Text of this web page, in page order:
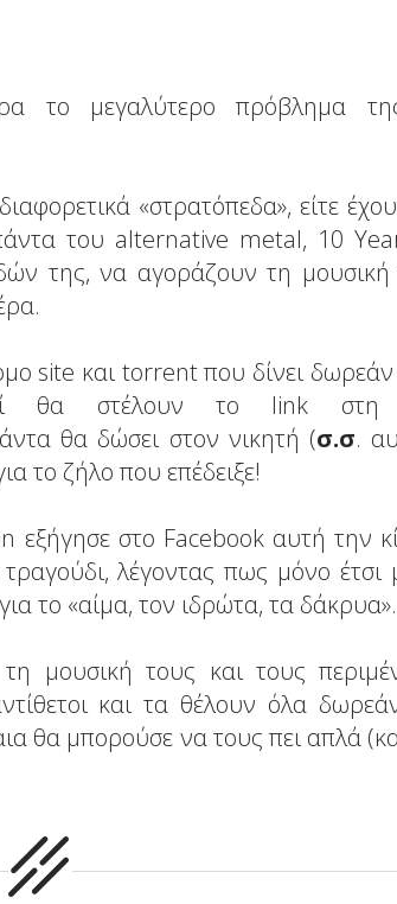
το μεγαλύτερο πρόβλημα
«στρατόπεδα», είτε
του alternative metal, 10
της, να αγοράζουν τη
site και torrent που δίνει δωρεάν
θα στέλουν το link στη
θα δώσει στον νικητή (σ.σ.
το ζήλο που επέδειξε!
εξήγησε στο Facebook αυτή την
λέγοντας πως μόνο
το «αίμα, τον ιδρώτα, τα δάκρυα».
μουσική τους και τους
και τα θέλουν όλα
θα μπορούσε να τους πει απλά